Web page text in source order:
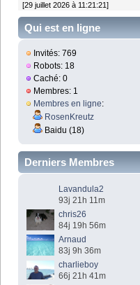
[29 juillet 2026 à 11:21:21]
Qui est en ligne
Invités: 769
Robots: 18
Caché: 0
Membres: 1
Membres en ligne:
RosenKreutz
Baidu (18)
Derniers Membres
Lavandula2
93j 21h 11m
chris26
84j 19h 56m
Arnaud
83j 9h 36m
charlieboy
66j 21h 41m